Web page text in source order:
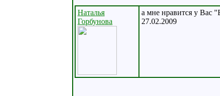
Наталья
Горбунова
а мне нравится у Вас
27.02.2009